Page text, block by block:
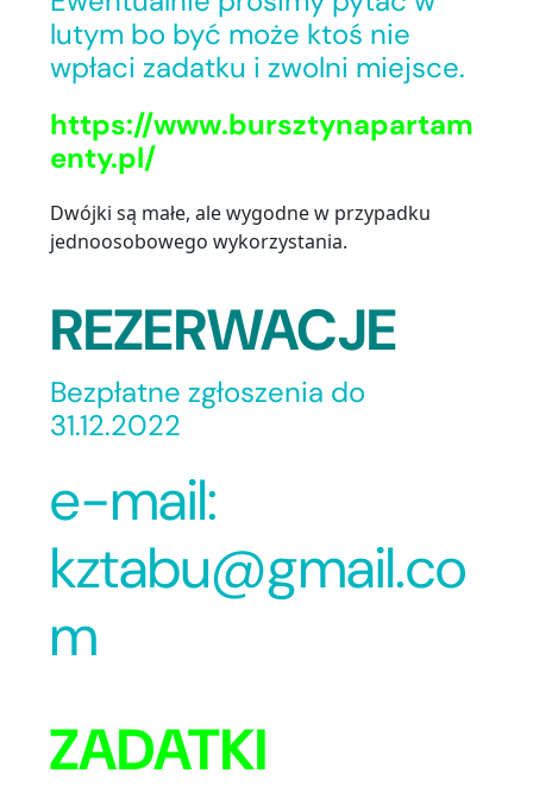
lutym bo być może ktoś nie
wpłaci zadatku i zwolni miejsce.
https://www.bursztynapartam
enty.pl/
Dwójki są małe, ale wygodne w przypadku
jednoosobowego wykorzystania.
REZERWACJE
Bezpłatne zgłoszenia do
31.12.2022
e-mail:
kztabu@gmail.co
m
ZADATKI